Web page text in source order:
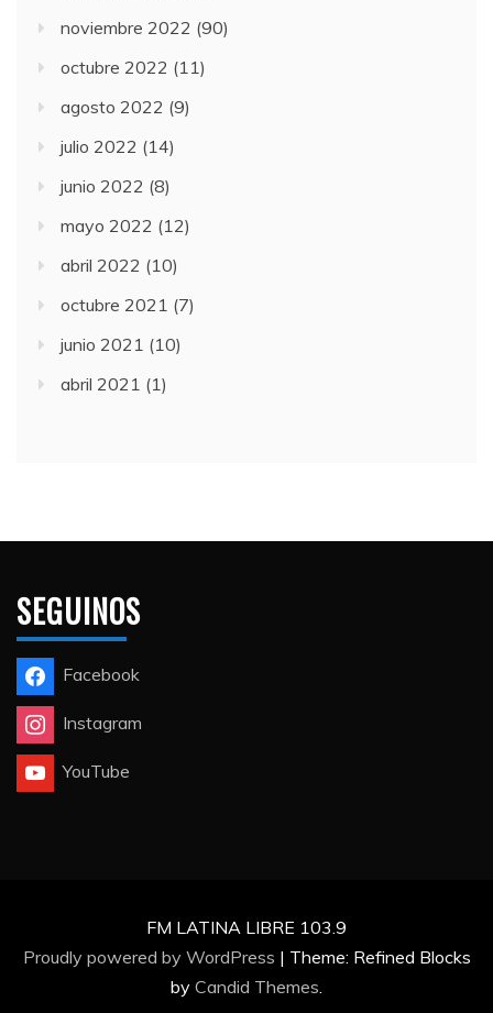
noviembre 2022 (90)
octubre 2022 (11)
agosto 2022 (9)
julio 2022 (14)
junio 2022 (8)
mayo 2022 (12)
abril 2022 (10)
octubre 2021 (7)
junio 2021 (10)
abril 2021 (1)
SEGUINOS
Facebook
Instagram
YouTube
FM LATINA LIBRE 103.9
Proudly powered by WordPress | Theme: Refined Blocks
by Candid Themes